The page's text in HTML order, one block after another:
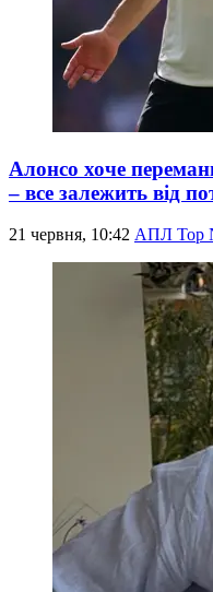
Алонсо хоче
– все залежить від
21 червня, 10:42 АПЛ Top